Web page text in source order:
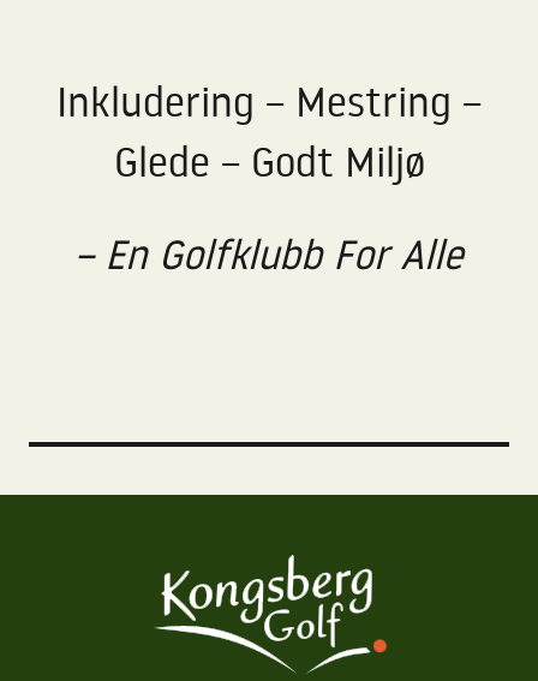
Inkludering – Mestring –
Glede – Godt Miljø
– En Golfklubb For Alle